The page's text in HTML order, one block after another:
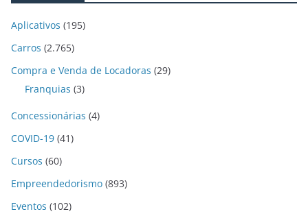
Aplicativos (195)
Carros (2.765)
Compra e Venda de Locadoras (29)
Franquias (3)
Concessionárias (4)
COVID-19 (41)
Cursos (60)
Empreendedorismo (893)
Eventos (102)